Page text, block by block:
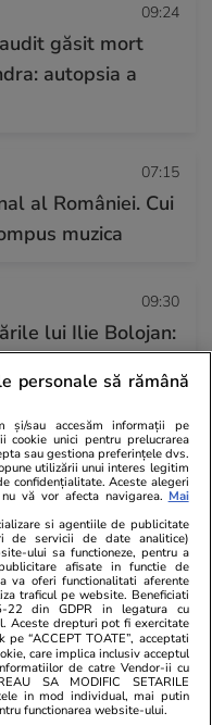
09:24
găsit mort
autopsia a
07:15
al României. Cui
muzica
09:30
lui Ilie Bolojan:
27 iul.
un nou capitol.
poate schimba
personale să rămână
și/sau accesăm informații pe
cookie unici pentru prelucrarea
sau gestiona preferințele dvs.
utilizării unui interes legitim
confidențialitate. Aceste alegeri
vă vor afecta navigarea. Mai
si agentiile de publicitate
de servicii de date analitice)
ului sa functioneze, pentru a
afisate in functie de
va oferi functionalitati aferente
traficul pe website. Beneficiati
22 din GDPR in legatura cu
Aceste drepturi pot fi exercitate
pe “ACCEPT TOATE”, acceptati
care implica inclusiv acceptul
de catre Vendor-ii cu
SA MODIFIC SETARILE
in mod individual, mai putin
functionarea website-ului.